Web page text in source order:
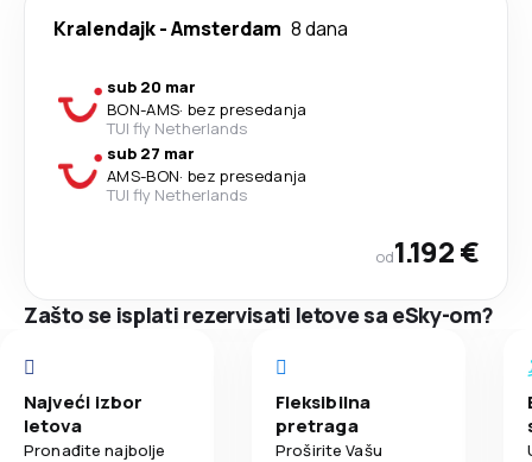
Kralendajk-Amsterdam 8 dana
sub 20 mar
BON-AMS· bez presedanja
TUI fly Netherlands
sub 27 mar
AMS-BON· bez presedanja
TUI fly Netherlands
od1.192 €
Zašto se isplati rezervisati letove sa eSky-om?
Najveći izbor
letova
Pronađite najbolje
Fleksibilna
pretraga
Proširite Vašu